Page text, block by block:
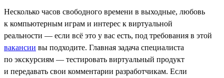
Несколько часов свободного времени в выходные, любовь
к компьютерным играм и интерес к виртуальной
реальности — если всё это у вас есть, под требования в этой
вакансии вы подходите. Главная задача специалиста
по экскурсиям — тестировать виртуальный продукт
и передавать свои комментарии разработчикам. Если